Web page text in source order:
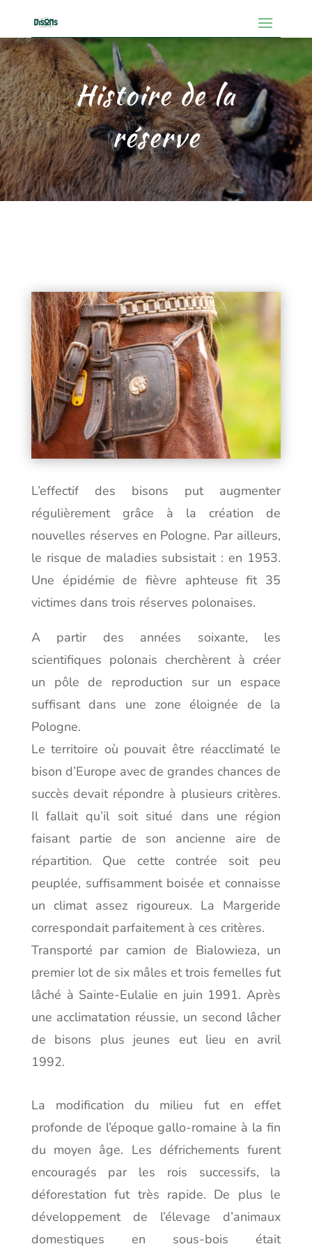
Histoire de la
réserve
L’effectif des bisons put augmenter
régulièrement grâce à la création de
nouvelles réserves en Pologne. Par ailleurs,
le risque de maladies subsistait : en 1953.
Une épidémie de fièvre aphteuse fit 35
victimes dans trois réserves polonaises.
A partir des années soixante, les
scientifiques polonais cherchèrent à créer
un pôle de reproduction sur un espace
suffisant dans une zone éloignée de la
Pologne.
Le territoire où pouvait être réacclimaté le
bison d’Europe avec de grandes chances de
succès devait répondre à plusieurs critères.
Il fallait qu’il soit situé dans une région
faisant partie de son ancienne aire de
répartition. Que cette contrée soit peu
peuplée, suffisamment boisée et connaisse
un climat assez rigoureux. La Margeride
correspondait parfaitement à ces critères.
Transporté par camion de Bialowieza, un
premier lot de six mâles et trois femelles fut
lâché à Sainte-Eulalie en juin 1991. Après
une acclimatation réussie, un second lâcher
de bisons plus jeunes eut lieu en avril
1992.
La modification du milieu fut en effet
profonde de l’époque gallo-romaine à la fin
du moyen âge. Les défrichements furent
encouragés par les rois successifs, la
déforestation fut très rapide. De plus le
développement de l’élevage d’animaux
domestiques en sous-bois était